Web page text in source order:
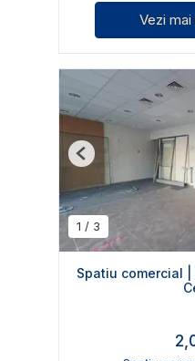
Vezi
1 / 3
Previous
Spatiu comercial |